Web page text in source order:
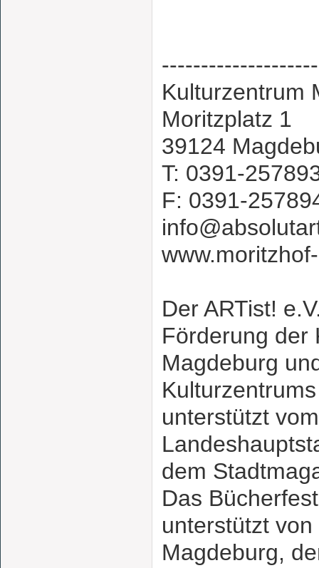
Kulturzentrum
Moritzplatz 1
39124
T: 0391-
F: 0391-
Der ARTist!
Förderung der
Magdeburg
unterstützt
dem
Das
unterstützt
Magdeburg,